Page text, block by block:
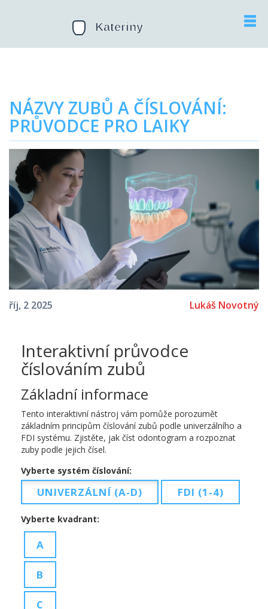
NÁZVY ZUBŮ A ČÍSLOVÁNÍ:
PRŮVODCE PRO LAIKY
říj, 2 2025 Lukáš Novotný
Interaktivní průvodce
číslováním zubů
Základní informace
Tento interaktivní nástroj vám pomůže porozumět
základním principům číslování zubů podle univerzálního a
FDI systému. Zjistěte, jak číst odontogram a rozpoznat
zuby podle jejich čísel.
Vyberte systém číslování:
UNIVERZÁLNÍ (A-D) FDI (1-4)
Vyberte kvadrant:
A
B
C